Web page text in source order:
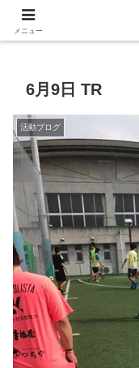
NPO法人
6月9日 TR
活動ブログ
メニュー